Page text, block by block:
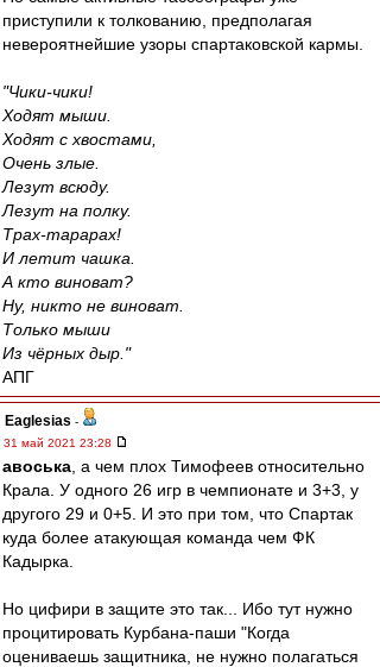
приступили к толкованию, предполагая
невероятнейшие узоры спартаковской кармы.
"Чики-чики!
Ходят мыши.
Ходят с хвостами,
Очень злые.
Лезут всюду.
Лезут на полку.
Трах-тарарах!
И летит чашка.
А кто виноват?
Ну, никто не виноват.
Только мыши
Из чёрных дыр."
АПГ
Eaglesias -
31 май 2021 23:28
авоська , а чем плох Тимофеев относительно
Крала. У одного 26 игр в чемпионате и 3+3, у
другого 29 и 0+5. И это при том, что Спартак
куда более атакующая команда чем ФК
Кадырка.
Но цифири в защите это так... Ибо тут нужно
процитировать Курбана-паши "Когда
оцениваешь защитника, не нужно полагаться